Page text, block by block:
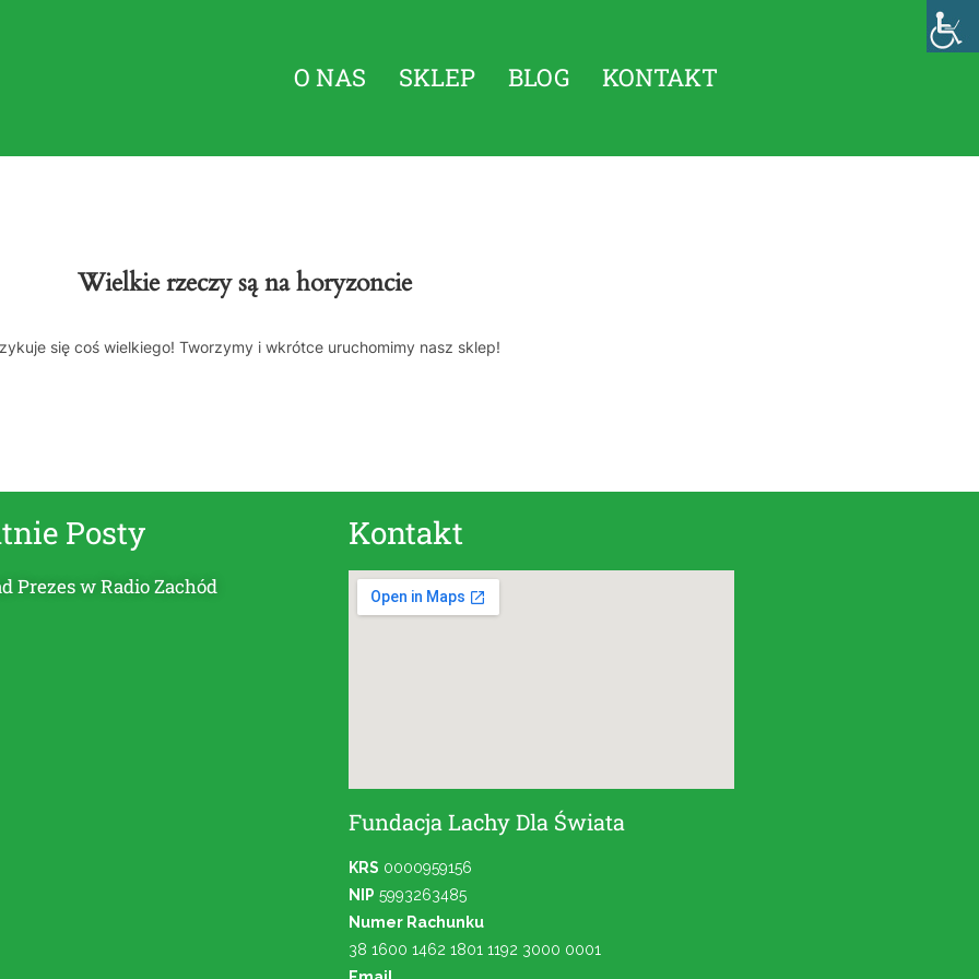
O NAS SKLEP BLOG KONTAKT
Wielkie rzeczy są na horyzoncie
się coś wielkiego! Tworzymy i wkrótce uruchomimy nasz sklep!
Posty
Prezes w Radio Zachód
Kontakt
Fundacja Lachy Dla Świata
KRS 0000959156
NIP 5993263485
Numer Rachunku
38 1600 1462 1801 1192 3000 0001